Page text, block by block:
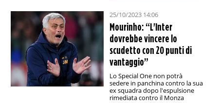
25/10/2023 14:06
Mourinho: “L'Inter
dovrebbe vincere lo
scudetto con 20 punti di
vantaggio”
Lo Special One non potrà
sedere in panchina contro la sua
ex squadra dopo l'espulsione
rimediata contro il Monza